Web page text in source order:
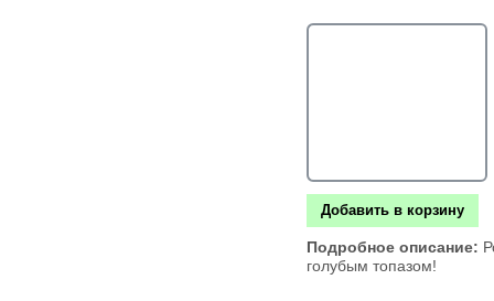
Добавить в корзину
Подробное описание:
голубым топазом!